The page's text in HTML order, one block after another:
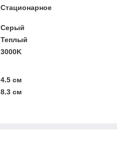
Стационарное
Серый
Теплый
3000K
4.5 см
8.3 см